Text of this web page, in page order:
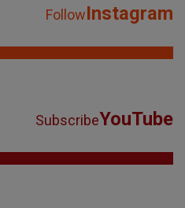
FollowInstagram
SubscribeYouTube